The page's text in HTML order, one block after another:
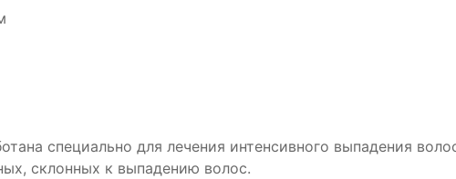
специально для лечения интенсивного выпадения
склонных к выпадению волос.